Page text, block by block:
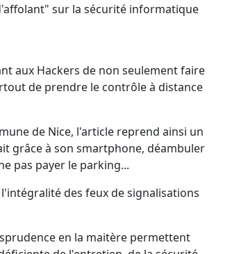
sur la sécurité informatique
aux Hackers de non seulement faire
de prendre le contrôle à distance
de Nice, l'article reprend ainsi un
grâce à son smartphone, déambuler
pas payer le parking...
des feux de signalisations
en la maitère permettent